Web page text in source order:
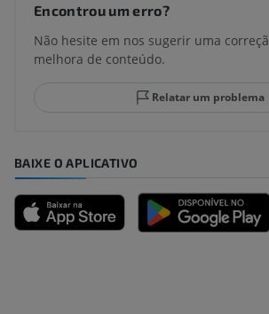
Encontrou um erro?
Não hesite em nos sugerir uma
melhora de conteúdo.
Relatar um problema
BAIXE O APLICATIVO